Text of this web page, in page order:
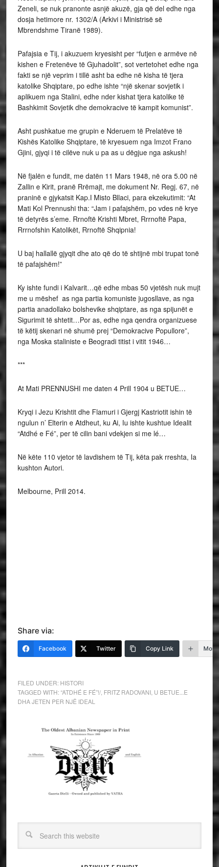
Zeneli, se nuk pranonte asnjë akuzë, gja që del edhe nga
dosja hetimore nr. 1302/A (Arkivi i Ministrisë së
Mbrendshme Tiranë 1989).
Pafajsia e Tij, i akuzuem kryesisht per “futjen e armëve në
kishen e Fretenëve të Gjuhadolit”, sot vertetohet edhe nga
fakti se një veprim i tillë asht ba edhe në kisha të tjera
katolike Shqiptare, po edhe ishte “një skenar sovjetik i
aplikuem nga Stalini, edhe nder kishat tjera katolike të
Bashkimit Sovjetik dhe demokracive të kampit komunist”.
Asht pushkatue me grupin e Nderuem të Prelatëve të
Kishës Katolike Shqiptare, të kryesuem nga Imzot Frano
Gjini, gjyqi i të cilëve nuk u pa as u dëgjue nga askush!
Në fjalën e fundit, me datën 11 Mars 1948, në ora 5.00 në
Zallin e Kirit, pranë Rrëmajt, me dokument Nr. Regj. 67, në
praninë e gjykatsit Kap.I Misto Bllaci, para ekzekutimit: “At
Mati Kol Prennushi tha: “Jam i pafajshëm, po vdes në krye
të detyrës s’eme. Rrnoftë Krishti Mbret, Rrrnoftë Papa,
Rrrnofshin Katolikët, Rrnoftë Shqipnia!
U baj hallallë gjyqit dhe ato që do të shtijnë mbi trupat tonë
të pafajshëm!”
Ky ishte fundi i Kalvarit…që edhe mbas 50 vjetësh nuk mujt
me u mëshef as nga partia komuniste jugosllave, as nga
partia anadollako bolshevike shqiptare, as nga spijunët e
Sigurimit të shtetit…Por as, edhe nga qendra organizuese
të këtij skenari në shumë prej “Demokracive Popullore”,
nga Moska staliniste e Beogradi titist i vitit 1946…
***
At Mati PRENNUSHI me daten 4 Prill 1904 u BETUE…
Kryqi i Jezu Krishtit dhe Flamuri i Gjergj Kastriotit ishin të
ngulun n’ Elterin e Atdheut, ku Ai, Iu ishte kushtue Idealit
“Atdhé e Fé”, per të cilin bani vdekjen si me lé…
Në këte 110 vjetor të lavdishem të Tij, këta pak rreshta, Ia
kushton Autori.
Melbourne, Prill 2014.
Share via:
Facebook Twitter Copy Link More
FILED UNDER: HISTORI
TAGGED WITH:“ATDHÉ E FÉ”!/, FRITZ RADOVANI, U BETUE...E
DHA JETEN PER NJË IDEAL